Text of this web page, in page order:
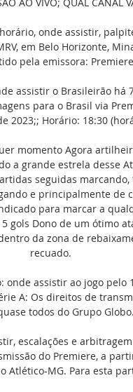
onde assistir,
em Belo Horizonte,
pela emissora:
assistir o Brasileirão há
para o Brasil via
2023;; Horário: 18:30
momento Agora
a grande estrela desse
seguidas
e principalmente de
para marcar a
gols Dono de um ótimo
da zona de
recuado.
onde assistir ao jogo
A: Os direitos de
todos do Grupo
escalações e
do Premiere, a
Atlético-MG. Para esta